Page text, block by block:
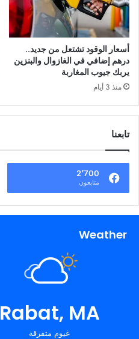
أسعار الوقود تشتعل من جديد..
درهم إضافي في الغازوال والبنزين
يربك جيوب المغاربة
منذ 3 أيام
تابعنا
2٬700
متابعون
Weather
Rabat, MA
غيوم متفرقة